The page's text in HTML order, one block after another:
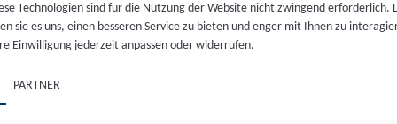
FÜR JEDERMANN:
SPENDIEREN
FESTMAHL
Aug.. 2026
Technologien sind für die Nutzung der Website nicht zwingend erforderlich.
sie es uns, einen besseren Service zu bieten und enger mit Ihnen zu
Einwilligung jederzeit anpassen oder widerrufen.
PARTNER